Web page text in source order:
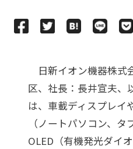
日新イオン機器株式
区、社長：長井宣夫、
は、車載ディスプレイ
（ノートパソコン、
OLED（有機発光ダイ